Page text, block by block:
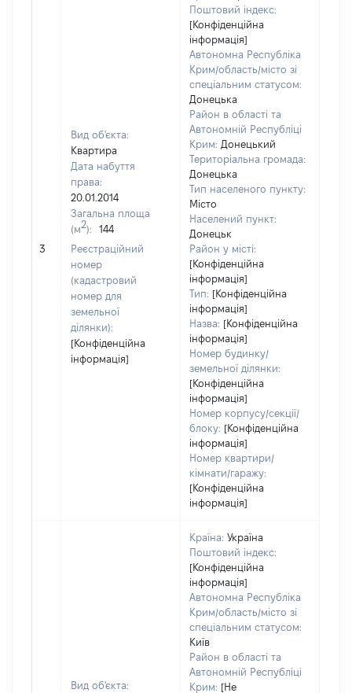
3
Вид об'єкта:
Квартира
Дата набуття
права:
20.01.2014
Загальна площа
(м2):
144
Реєстраційний
номер
(кадастровий
номер для
земельної
ділянки):
[Конфіденційна
інформація]
Поштовий індекс:
[Конфіденційна
інформація]
Автономна Республіка
Крим/область/місто зі
спеціальним статусом:
Донецька
Район в області та
Автономній Республіці
Крим: Донецький
Територіальна громада:
Донецька
Тип населеного пункту:
Місто
Населений пункт:
Донецьк
Район у місті:
[Конфіденційна
інформація]
Тип: [Конфіденційна
інформація]
Назва: [Конфіденційна
інформація]
Номер будинку/
земельної ділянки:
[Конфіденційна
інформація]
Номер корпусу/секції/
блоку: [Конфіденційна
інформація]
Номер квартири/
кімнати/гаражу:
[Конфіденційна
інформація]
Вид об'єкта:
Країна: Україна
Поштовий індекс:
[Конфіденційна
інформація]
Автономна Республіка
Крим/область/місто зі
спеціальним статусом:
Київ
Район в області та
Автономній Республіці
Крим: [Не